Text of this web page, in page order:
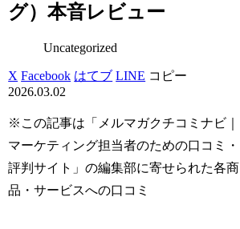
グ）本音レビュー
Uncategorized
X Facebook はてブ LINE コピー
2026.03.02
※この記事は「メルマガクチコミナビ｜
マーケティング担当者のための口コミ・
評判サイト」の編集部に寄せられた各商
品・サービスへの口コミ